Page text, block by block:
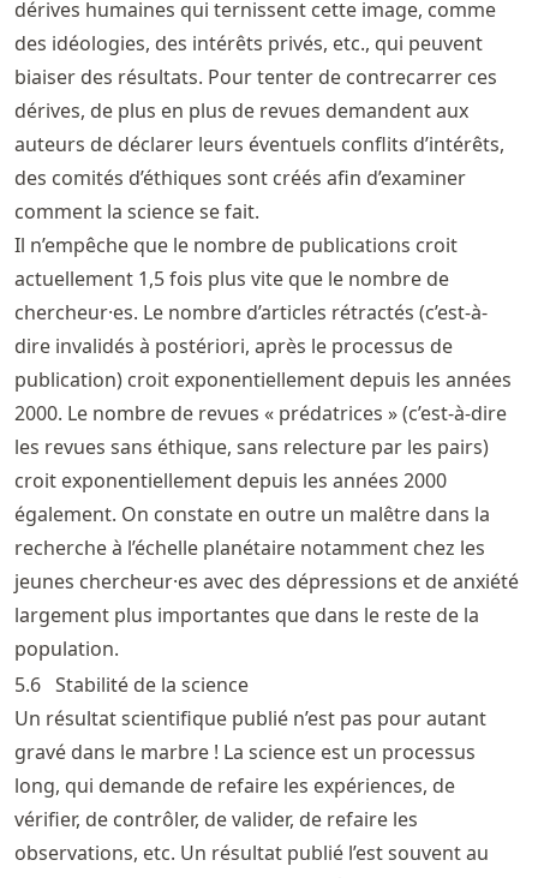
dérives humaines qui ternissent cette image, comme
des idéologies, des intérêts privés, etc., qui peuvent
biaiser des résultats. Pour tenter de contrecarrer ces
dérives, de plus en plus de revues demandent aux
auteurs de déclarer leurs éventuels conflits d’intérêts,
des comités d’éthiques sont créés afin d’examiner
comment la science se fait.
Il n’empêche que le nombre de publications croit
actuellement 1,5 fois plus vite que le nombre de
chercheur·es. Le nombre d’articles rétractés (c’est-à-
dire invalidés à postériori, après le processus de
publication) croit exponentiellement depuis les années
2000. Le nombre de revues « prédatrices » (c’est-à-dire
les revues sans éthique, sans relecture par les pairs)
croit exponentiellement depuis les années 2000
également. On constate en outre un malêtre dans la
recherche à l’échelle planétaire notamment chez les
jeunes chercheur·es avec des dépressions et de anxiété
largement plus importantes que dans le reste de la
population.
5.6 Stabilité de la science
Un résultat scientifique publié n’est pas pour autant
gravé dans le marbre ! La science est un processus
long, qui demande de refaire les expériences, de
vérifier, de contrôler, de valider, de refaire les
observations, etc. Un résultat publié l’est souvent au